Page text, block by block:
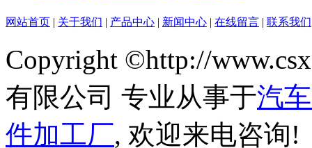
网站首页 | 关于我们 | 产品中心 | 新闻中心 | 在线留言 | 联系我们
Copyright ©http://
有限公司 专业从事于汽
件加工厂, 欢迎来电咨询!